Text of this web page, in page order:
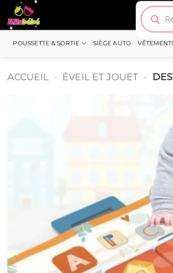
Passer
au
contenu
Recherche
de
produits
POUSSETTE & SORTIE SIÈGE AUTO
ACCUEIL - ÉVEIL ET JOUET -